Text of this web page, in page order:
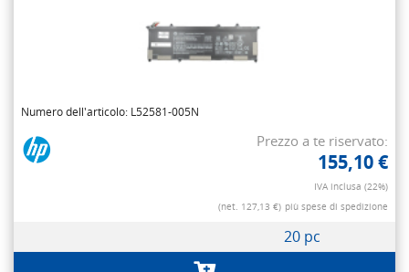
Numero dell'articolo: L52581-005N
Prezzo a te riservato:
155,10 €
IVA inclusa (22%)
(net. 127,13 €) più spese di spedizione
20 pc